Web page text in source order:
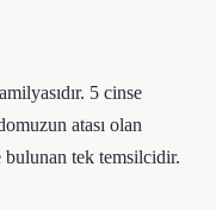
5 cinse
atası olan
tek temsilcidir.